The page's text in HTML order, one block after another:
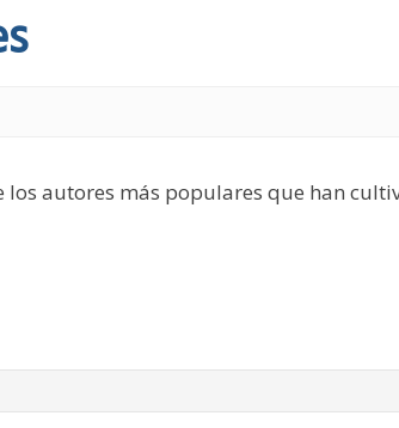
autores más populares que han